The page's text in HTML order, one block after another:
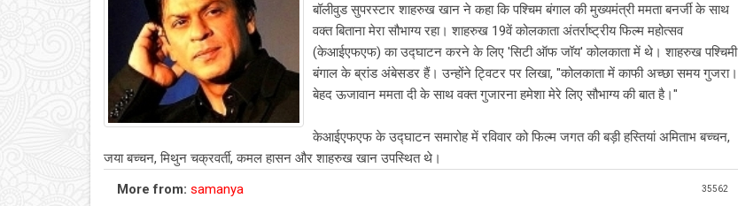
बॉलीवुड सुपरस्टार शाहरुख खान ने कहा कि पश्चिम बंगाल की मुख्यमंत्री ममता बनर्जी के साथ
वक्त बिताना मेरा सौभाग्य रहा। शाहरुख 19वें कोलकाता अंतर्राष्ट्रीय फिल्म महोत्सव
(केआईएफएफ) का उद्घाटन करने के लिए 'सिटी ऑफ जॉय' कोलकाता में थे। शाहरुख पश्चिमी
बंगाल के ब्रांड अंबेसडर हैं। उन्होंने ट्विटर पर लिखा, "कोलकाता में काफी अच्छा समय गुजरा।
बेहद ऊजावान ममता दी के साथ वक्त गुजारना हमेशा मेरे लिए सौभाग्य की बात है।"
केआईएफएफ के उद्घाटन समारोह में रविवार को फिल्म जगत की बड़ी हस्तियां अमिताभ बच्चन,
जया बच्चन, मिथुन चक्रवर्ती, कमल हासन और शाहरुख खान उपस्थित थे।
More from: samanya 35562